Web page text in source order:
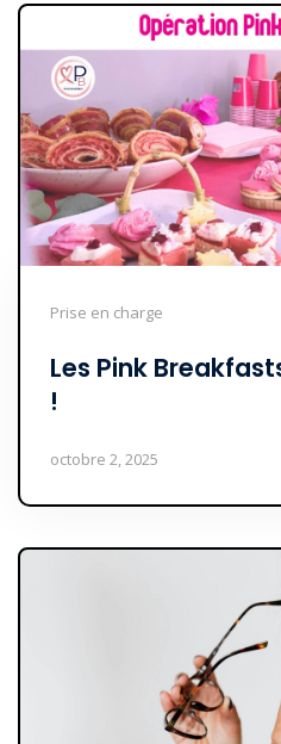
Prise en charge
Les Pink
!
octobre 2, 2025